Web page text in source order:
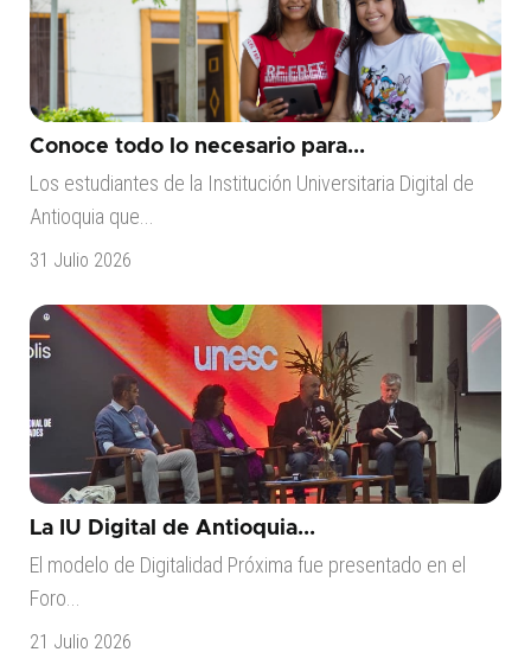
Conoce todo lo necesario para...
Los estudiantes de la Institución Universitaria Digital de
Antioquia que...
31 Julio 2026
La IU Digital de Antioquia...
El modelo de Digitalidad Próxima fue presentado en el
Foro...
21 Julio 2026